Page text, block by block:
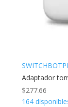
Adaptador
$277.66
164